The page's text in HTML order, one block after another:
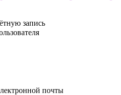
запись
почты